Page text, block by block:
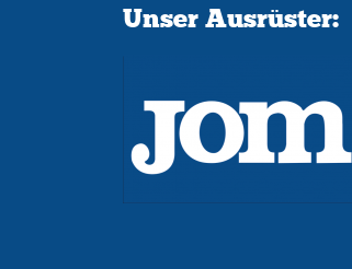
Unser Ausrüster: